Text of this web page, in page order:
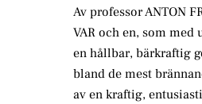
Av professor ANTON
VAR och en, som
en hållbar, bärkraftig
bland de mest
av en kraftig,